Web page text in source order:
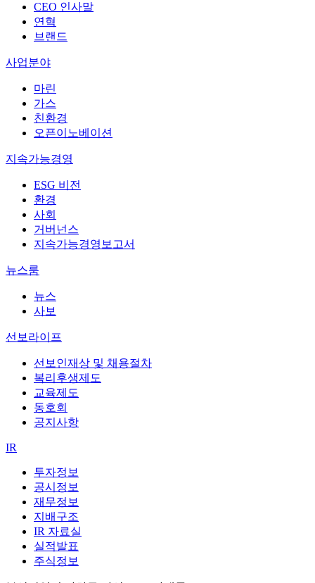
CEO 인사말
연혁
브랜드
사업분야
마린
가스
친환경
오픈이노베이션
지속가능경영
ESG 비전
환경
사회
거버넌스
지속가능경영보고서
뉴스룸
뉴스
사보
선보라이프
선보인재상 및 채용절차
복리후생제도
교육제도
동호회
공지사항
IR
투자정보
공시정보
재무정보
지배구조
IR 자료실
실적발표
주식정보